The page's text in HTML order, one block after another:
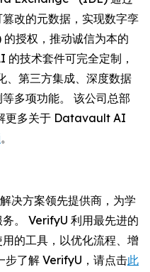
改的元数据，实现数字孪
授权，推动诚信为本的
技术套件可完全定制，
、第三方集成、深度数据
多项功能。 该公司总部
更多关于 Datavault AI
。
决方案领先提供商，为学
。 VerifyU 利用最先进的
的工具，以优化流程、增
步了解 VerifyU，请点击此